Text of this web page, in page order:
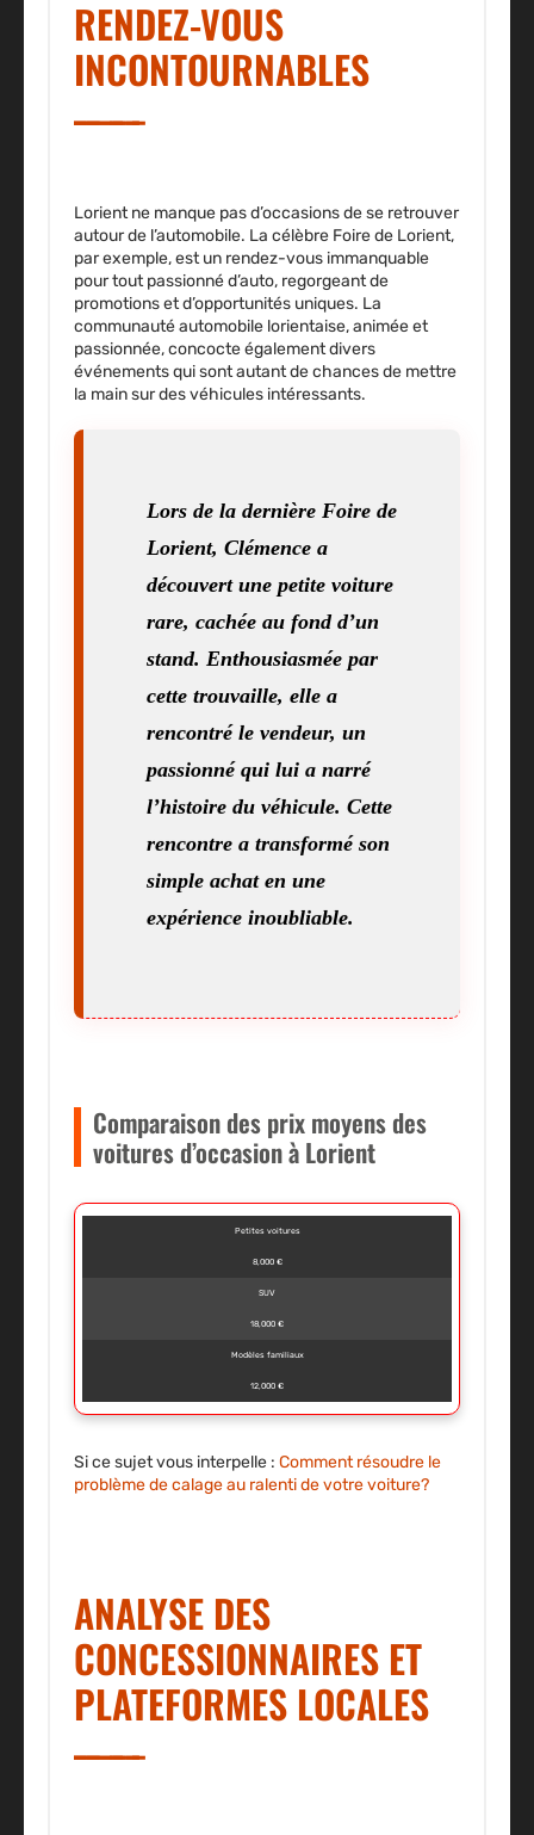
RENDEZ-VOUS
INCONTOURNABLES
Lorient ne manque pas d’occasions de se retrouver
autour de l’automobile. La célèbre Foire de Lorient,
par exemple, est un rendez-vous immanquable
pour tout passionné d’auto, regorgeant de
promotions et d’opportunités uniques. La
communauté automobile lorientaise, animée et
passionnée, concocte également divers
événements qui sont autant de chances de mettre
la main sur des véhicules intéressants.
Lors de la dernière Foire de
Lorient, Clémence a
découvert une petite voiture
rare, cachée au fond d’un
stand. Enthousiasmée par
cette trouvaille, elle a
rencontré le vendeur, un
passionné qui lui a narré
l’histoire du véhicule. Cette
rencontre a transformé son
simple achat en une
expérience inoubliable.
Comparaison des prix moyens des
voitures d’occasion à Lorient
Petites voitures
8,000 €
SUV
18,000 €
Modèles familiaux
12,000 €
Si ce sujet vous interpelle : Comment résoudre le
problème de calage au ralenti de votre voiture?
ANALYSE DES
CONCESSIONNAIRES ET
PLATEFORMES LOCALES